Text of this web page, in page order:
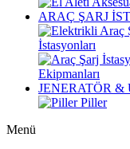
ARAÇ ŞARJ
İstasyonları
Ekipmanları
JENERATÖR &
Piller
Menü